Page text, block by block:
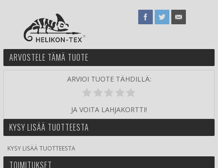
ARVOSTELE TÄMÄ TUOTE
ARVIOI TUOTE TÄHDILLÄ:
JA VOITA LAHJAKORTTI!
KYSY LISÄÄ TUOTTEESTA
KYSY LISÄÄ TUOTTEESTA
TOIMITUKSET